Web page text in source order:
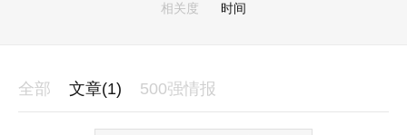
相关度 时间
全部 文章(1) 500强情报